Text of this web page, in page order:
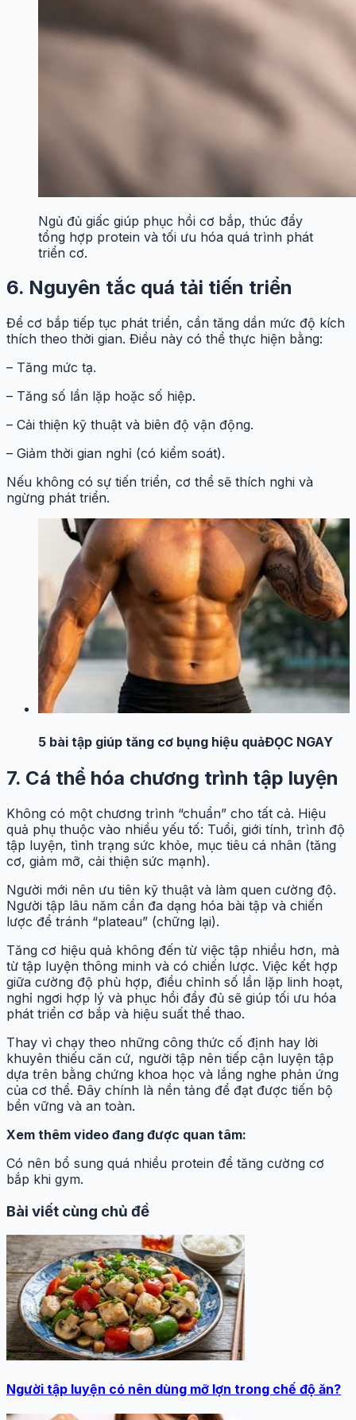
Ngủ đủ giấc giúp phục hồi cơ bắp, thúc đẩy
tổng hợp protein và tối ưu hóa quá trình phát
triển cơ.
6. Nguyên tắc quá tải tiến triển
Để cơ bắp tiếp tục phát triển, cần tăng dần mức độ kích
thích theo thời gian. Điều này có thể thực hiện bằng:
– Tăng mức tạ.
– Tăng số lần lặp hoặc số hiệp.
– Cải thiện kỹ thuật và biên độ vận động.
– Giảm thời gian nghỉ (có kiểm soát).
Nếu không có sự tiến triển, cơ thể sẽ thích nghi và
ngừng phát triển.
5 bài tập giúp tăng cơ bụng hiệu quảĐỌC NGAY
7. Cá thể hóa chương trình tập luyện
Không có một chương trình “chuẩn” cho tất cả. Hiệu
quả phụ thuộc vào nhiều yếu tố: Tuổi, giới tính, trình độ
tập luyện, tình trạng sức khỏe, mục tiêu cá nhân (tăng
cơ, giảm mỡ, cải thiện sức mạnh).
Người mới nên ưu tiên kỹ thuật và làm quen cường độ.
Người tập lâu năm cần đa dạng hóa bài tập và chiến
lược để tránh “plateau” (chững lại).
Tăng cơ hiệu quả không đến từ việc tập nhiều hơn, mà
từ tập luyện thông minh và có chiến lược. Việc kết hợp
giữa cường độ phù hợp, điều chỉnh số lần lặp linh hoạt,
nghỉ ngơi hợp lý và phục hồi đầy đủ sẽ giúp tối ưu hóa
phát triển cơ bắp và hiệu suất thể thao.
Thay vì chạy theo những công thức cố định hay lời
khuyên thiếu căn cứ, người tập nên tiếp cận luyện tập
dựa trên bằng chứng khoa học và lắng nghe phản ứng
của cơ thể. Đây chính là nền tảng để đạt được tiến bộ
bền vững và an toàn.
Xem thêm video đang được quan tâm:
Có nên bổ sung quá nhiều protein để tăng cường cơ
bắp khi gym.
Bài viết cùng chủ đề
Người tập luyện có nên dùng mỡ lợn trong chế độ ăn?